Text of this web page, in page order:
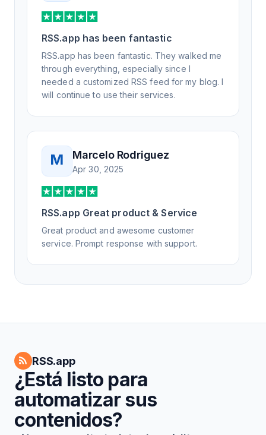
RSS.app has been fantastic
RSS.app has been fantastic. They walked me
through everything, especially since I
needed a customized RSS feed for my blog. I
will continue to use their services.
M Marcelo Rodriguez
Apr 30, 2025
RSS.app Great product & Service
Great product and awesome customer
service. Prompt response with support.
RSS.app
¿Está listo para
automatizar sus
contenidos?